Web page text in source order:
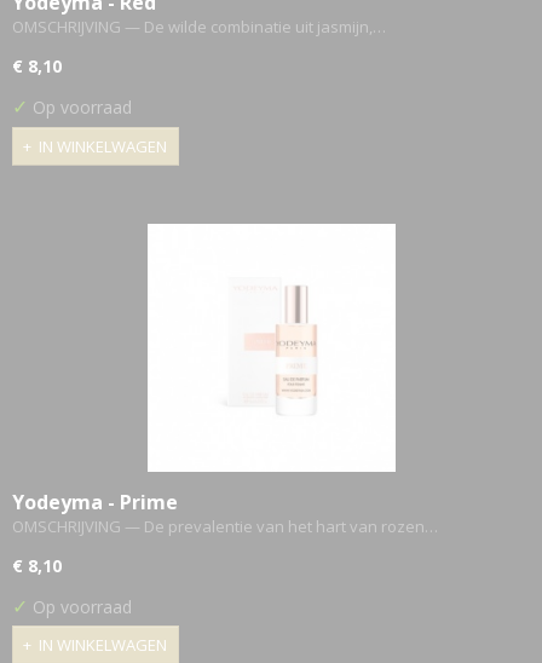
OMSCHRIJVING — De wilde combinatie uit jasmijn,…
€ 8,10
✓ Op voorraad
IN WINKELWAGEN
Yodeyma - Prime
OMSCHRIJVING — De prevalentie van het hart van rozen…
€ 8,10
✓ Op voorraad
IN WINKELWAGEN